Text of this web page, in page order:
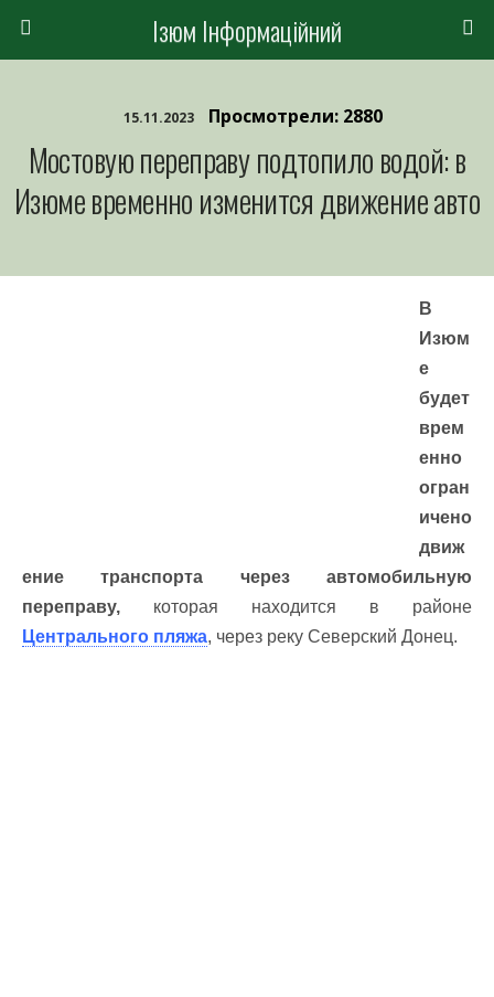
Ізюм Інформаційний
15.11.2023 Просмотрели: 2880
Мостовую переправу подтопило водой: в
Изюме временно изменится движение авто
В
Изюм
е
будет
врем
енно
огран
ичено
движ
ение транспорта через автомобильную
переправу, которая находится в районе
Центрального пляжа, через реку Северский Донец.